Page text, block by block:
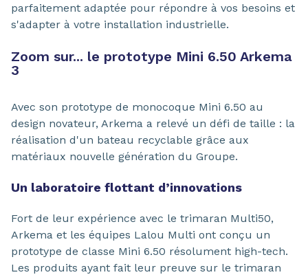
parfaitement adaptée pour répondre à vos besoins et
s'adapter à votre installation industrielle.
Zoom sur... le prototype Mini 6.50 Arkema
3
Avec son prototype de monocoque Mini 6.50 au
design novateur, Arkema a relevé un défi de taille : la
réalisation d'un bateau recyclable grâce aux
matériaux nouvelle génération du Groupe.
Un laboratoire flottant d’innovations
Fort de leur expérience avec le trimaran Multi50,
Arkema et les équipes Lalou Multi ont conçu un
prototype de classe Mini 6.50 résolument high-tech.
Les produits ayant fait leur preuve sur le trimaran